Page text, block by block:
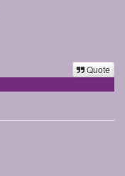
Quote